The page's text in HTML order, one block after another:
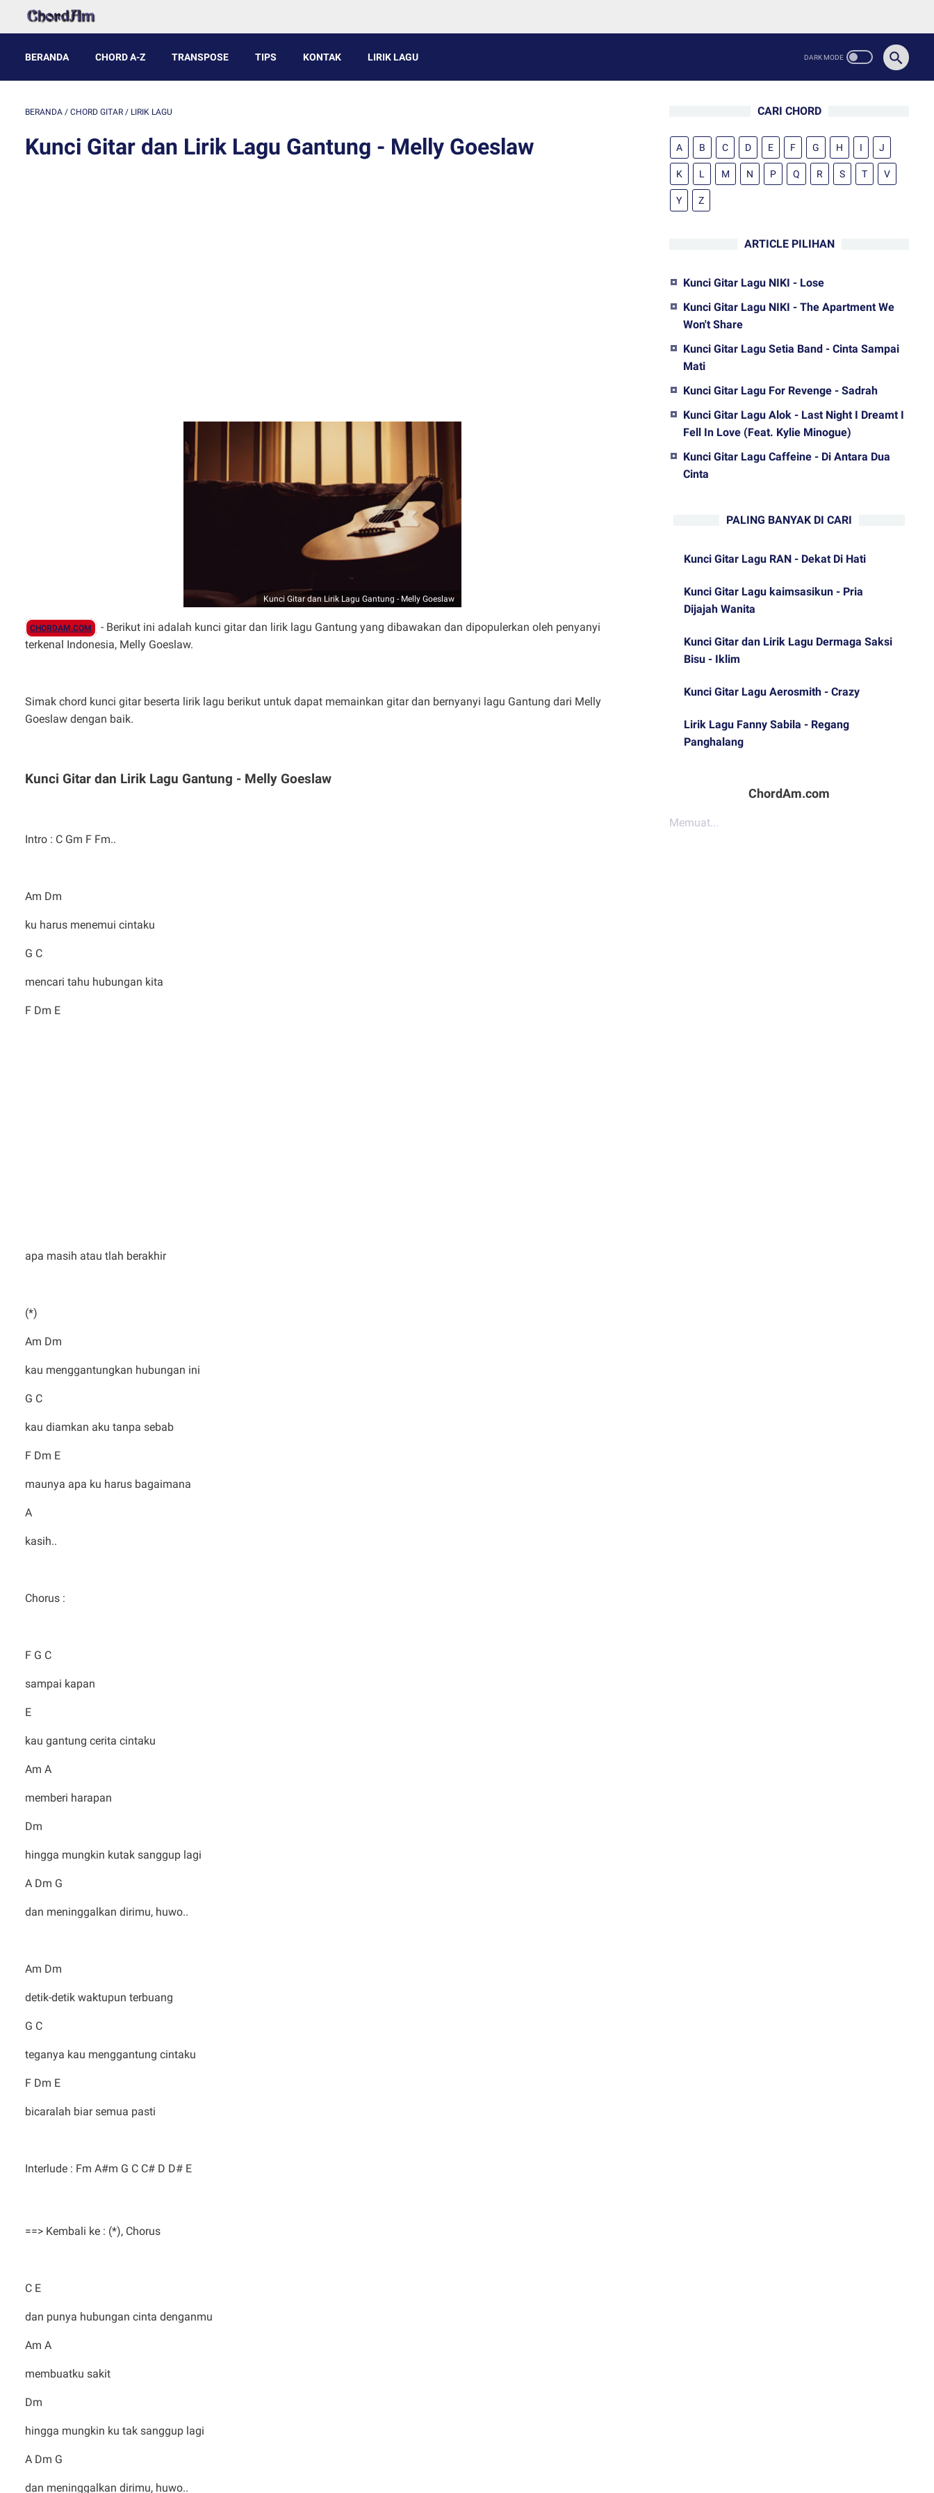
BERANDA CHORD A-Z TRANSPOSE TIPS KONTAK LIRIK LAGU
BERANDA / CHORD GITAR / LIRIK LAGU
Kunci Gitar dan Lirik Lagu Gantung - Melly Goeslaw
Kunci Gitar dan Lirik Lagu Gantung - Melly Goeslaw
CHORDAM.COM
- Berikut ini adalah kunci gitar dan lirik lagu Gantung yang dibawakan dan dipopulerkan oleh penyanyi
terkenal Indonesia, Melly Goeslaw.
Simak chord kunci gitar beserta lirik lagu berikut untuk dapat memainkan gitar dan bernyanyi lagu Gantung dari Melly
Goeslaw dengan baik.
Kunci Gitar dan Lirik Lagu Gantung - Melly Goeslaw
Intro : C Gm F Fm..
Am Dm
ku harus menemui cintaku
G C
mencari tahu hubungan kita
F Dm E
apa masih atau tlah berakhir
(*)
Am Dm
kau menggantungkan hubungan ini
G C
kau diamkan aku tanpa sebab
F Dm E
maunya apa ku harus bagaimana
A
kasih..
Chorus :
F G C
sampai kapan
E
kau gantung cerita cintaku
Am A
memberi harapan
Dm
hingga mungkin kutak sanggup lagi
A Dm G
dan meninggalkan dirimu, huwo..
Am Dm
detik-detik waktupun terbuang
G C
teganya kau menggantung cintaku
F Dm E
bicaralah biar semua pasti
Interlude : Fm A#m G C C# D D# E
==> Kembali ke : (*), Chorus
C E
dan punya hubungan cinta denganmu
Am A
membuatku sakit
Dm
hingga mungkin ku tak sanggup lagi
A Dm G
dan meninggalkan dirimu, huwo..
CARI CHORD
A B C D E F G H I J
K L M N P Q R S T V
Y Z
ARTICLE PILIHAN
Kunci Gitar Lagu NIKI - Lose
Kunci Gitar Lagu NIKI - The Apartment We
Won't Share
Kunci Gitar Lagu Setia Band - Cinta Sampai
Mati
Kunci Gitar Lagu For Revenge - Sadrah
Kunci Gitar Lagu Alok - Last Night I Dreamt I
Fell In Love (Feat. Kylie Minogue)
Kunci Gitar Lagu Caffeine - Di Antara Dua
Cinta
PALING BANYAK DI CARI
Kunci Gitar Lagu RAN - Dekat Di Hati
Kunci Gitar Lagu kaimsasikun - Pria
Dijajah Wanita
Kunci Gitar dan Lirik Lagu Dermaga Saksi
Bisu - Iklim
Kunci Gitar Lagu Aerosmith - Crazy
Lirik Lagu Fanny Sabila - Regang
Panghalang
ChordAm.com
Memuat...